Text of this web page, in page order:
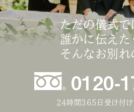
ただの儀式で
誰かに伝えた
そんなお別れ
0120-
24時間365日受け付け